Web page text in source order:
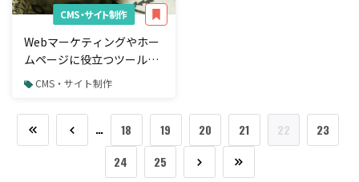
CMS・サイト制作
Webマーケティングやホー
ムページに役立つツール特
集8選
CMS・サイト制作
… 18 19 20 21 22
23
24
25